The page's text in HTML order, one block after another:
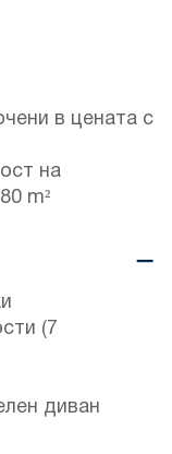
в цената с
на
m²
(7
диван